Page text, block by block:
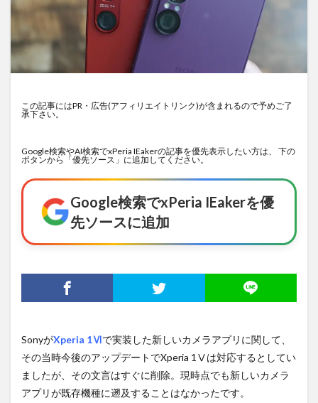
この記事にはPR・広告(アフィリエイトリンク)が含まれるので予めご了
承下さい。
Google検索やAI検索でxPeria IEakerの記事を優先表示したい方は、 下の
ボタンから「優先ソース」に追加してください。
Google検索でxPeria IEakerを優
先ソースに追加
SonyがXperia 1Ⅵで実装した新しいカメラアプリに関して、
その当時今後のアップデートでXperia 1Ⅴは対応するとしてい
ましたが、その文言はすぐに削除。現時点でも新しいカメラ
アプリが既存機種に遡及することはなかったです。